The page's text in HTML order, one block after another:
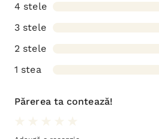
4 stele
3 stele
2 stele
1 stea
Părerea ta contează!